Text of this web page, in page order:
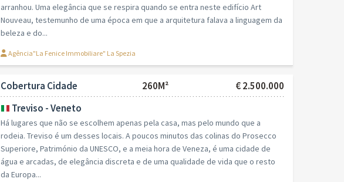
arranhou. Uma elegância que se respira quando se entra neste edifício Art
Nouveau, testemunho de uma época em que a arquitetura falava a linguagem da
beleza e do...
Agência"La Fenice Immobiliare" La Spezia
Cobertura Cidade 260M²
€ 2.500.000
Treviso - Veneto
Há lugares que não se escolhem apenas pela casa, mas pelo mundo que a
rodeia. Treviso é um desses locais. A poucos minutos das colinas do Prosecco
Superiore, Património da UNESCO, e a meia hora de Veneza, é uma cidade de
água e arcadas, de elegância discreta e de uma qualidade de vida que o resto
da Europa...